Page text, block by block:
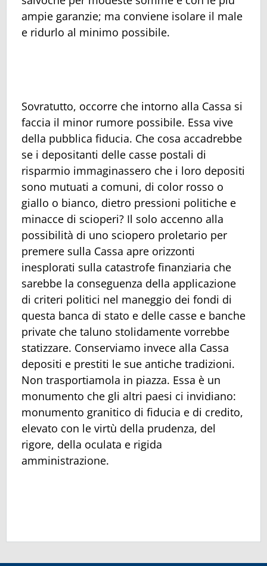
ampie garanzie; ma conviene isolare il male
e ridurlo al minimo possibile.
Sovratutto, occorre che intorno alla Cassa si
faccia il minor rumore possibile. Essa vive
della pubblica fiducia. Che cosa accadrebbe
se i depositanti delle casse postali di
risparmio immaginassero che i loro depositi
sono mutuati a comuni, di color rosso o
giallo o bianco, dietro pressioni politiche e
minacce di scioperi? Il solo accenno alla
possibilità di uno sciopero proletario per
premere sulla Cassa apre orizzonti
inesplorati sulla catastrofe finanziaria che
sarebbe la conseguenza della applicazione
di criteri politici nel maneggio dei fondi di
questa banca di stato e delle casse e banche
private che taluno stolidamente vorrebbe
statizzare. Conserviamo invece alla Cassa
depositi e prestiti le sue antiche tradizioni.
Non trasportiamola in piazza. Essa è un
monumento che gli altri paesi ci invidiano:
monumento granitico di fiducia e di credito,
elevato con le virtù della prudenza, del
rigore, della oculata e rigida
amministrazione.